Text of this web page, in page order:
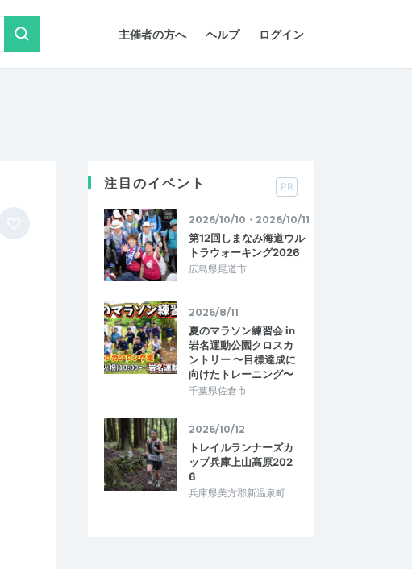
主催者の方へ ヘルプ ログイン
注目のイベント PR
2026/10/10・2026/10/11
第12回しまなみ海道ウル
トラウォーキング2026
広島県尾道市
2026/8/11
夏のマラソン練習会 in
岩名運動公園クロスカ
ントリー 〜目標達成に
向けたトレーニング〜
千葉県佐倉市
2026/10/12
トレイルランナーズカ
ップ兵庫上山高原202
6
兵庫県美方郡新温泉町